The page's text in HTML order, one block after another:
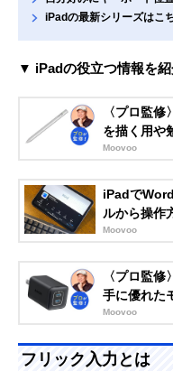
iPadの最新シリーズはこ
▼ iPadの役立つ情報を
〈プロ監
を描く用や
Moovoo
iPadで
ルから操作
Moovoo
〈プロ監
手に優れた
Moovoo
フリック入力とは